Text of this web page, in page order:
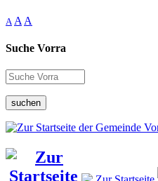
A A A
Suche Vorra
suchen